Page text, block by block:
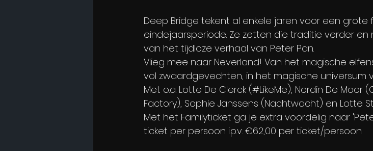
Deep Bridge tekent al enkele jaren voor een grote
eindejaarsperiode. Ze zetten die traditie verder
van het tijdloze verhaal van Peter Pan.
Vlieg mee naar Neverland! Van het magische
vol zwaardgevechten, in het magische universum
Met o.a. Lotte De Clerck (#LikeMe), Nordin De
Factory), Sophie Janssens (Nachtwacht) en Lotte
Met het Familyticket ga je extra voordelig naar
ticket per persoon i.p.v. €62,00 per ticket/persoon